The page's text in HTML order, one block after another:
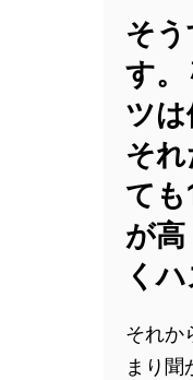
そ
す。
ツは
そ
て
が
くハ
それか
まり聞